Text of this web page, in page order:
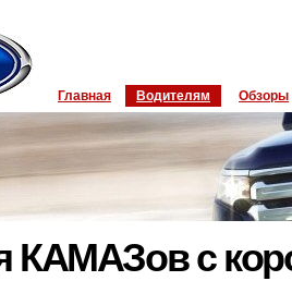
Главная Водителям Обзоры
КАМАЗов с